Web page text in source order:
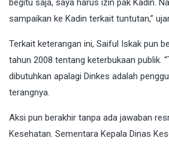
begitu saja, saya harus izin pak Kadin.
sampaikan ke Kadin terkait tuntutan,”
Terkait keterangan ini, Saiful Iskak pun
tahun 2008 tentang keterbukaan publik.
dibutuhkan apalagi Dinkes adalah
terangnya.
Aksi pun berakhir tanpa ada jawaban
Kesehatan. Sementara Kepala Dinas